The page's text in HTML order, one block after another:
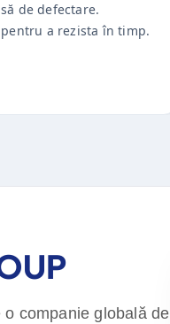
de defectare.
a rezista în timp.
companie globală de